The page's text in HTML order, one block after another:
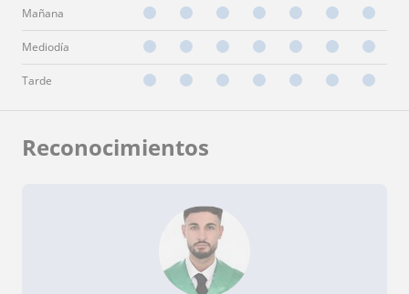
Mañana
Mediodía
Tarde
Reconocimientos